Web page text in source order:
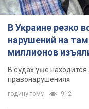
В Украине резко
нарушений на
миллионов
В судах уже
правонарушениях
годину тому 912